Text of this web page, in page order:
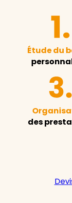
Étude du
des